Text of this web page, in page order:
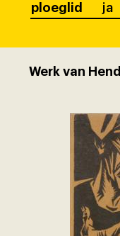
ploeglid
ja
Werk van